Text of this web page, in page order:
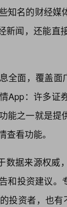
知名的财经
新闻，还能直
全面，覆盖
App：许多证
能之一就是
查看功能。
数据来源权威
和投资建议
投资者，也